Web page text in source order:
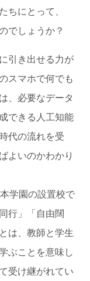
ちにとって、
でしょうか？
引き出せる力が
スマホで何でも
、必要なデータ
できる人工知能
代の流れを受
よいのかわかり
学園の設置校で
行」「自由闊
は、教師と学生
ぶことを意味し
受け継がれてい